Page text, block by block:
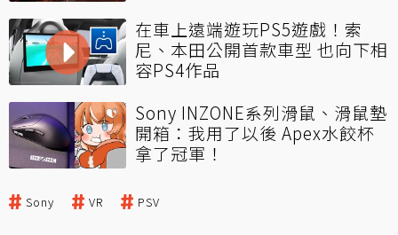
在車上遠端遊玩PS5遊戲！索
尼、本田公開首款車型 也向下相
容PS4作品
Sony INZONE系列滑鼠、滑鼠墊
開箱：我用了以後 Apex水餃杯
拿了冠軍！
Sony VR PSV